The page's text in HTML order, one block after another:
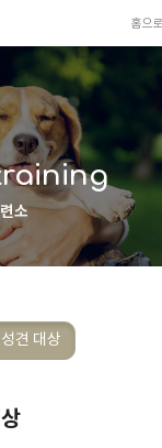
홈으로
소
성견 대상